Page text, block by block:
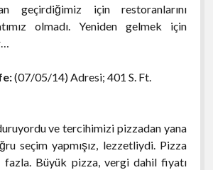
geçirdiğimiz için restoranlarını
olmadı. Yeniden gelmek için
(07/05/14) Adresi; 401 S. Ft.
ve tercihimizi pizzadan yana
seçim yapmışız, lezzetliydi. Pizza
Büyük pizza, vergi dahil fiyatı